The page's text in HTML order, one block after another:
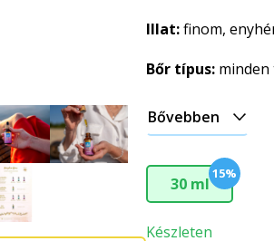
Illat:finom,
Bőr típus:
Bővebben
30 ml
15%
Készleten